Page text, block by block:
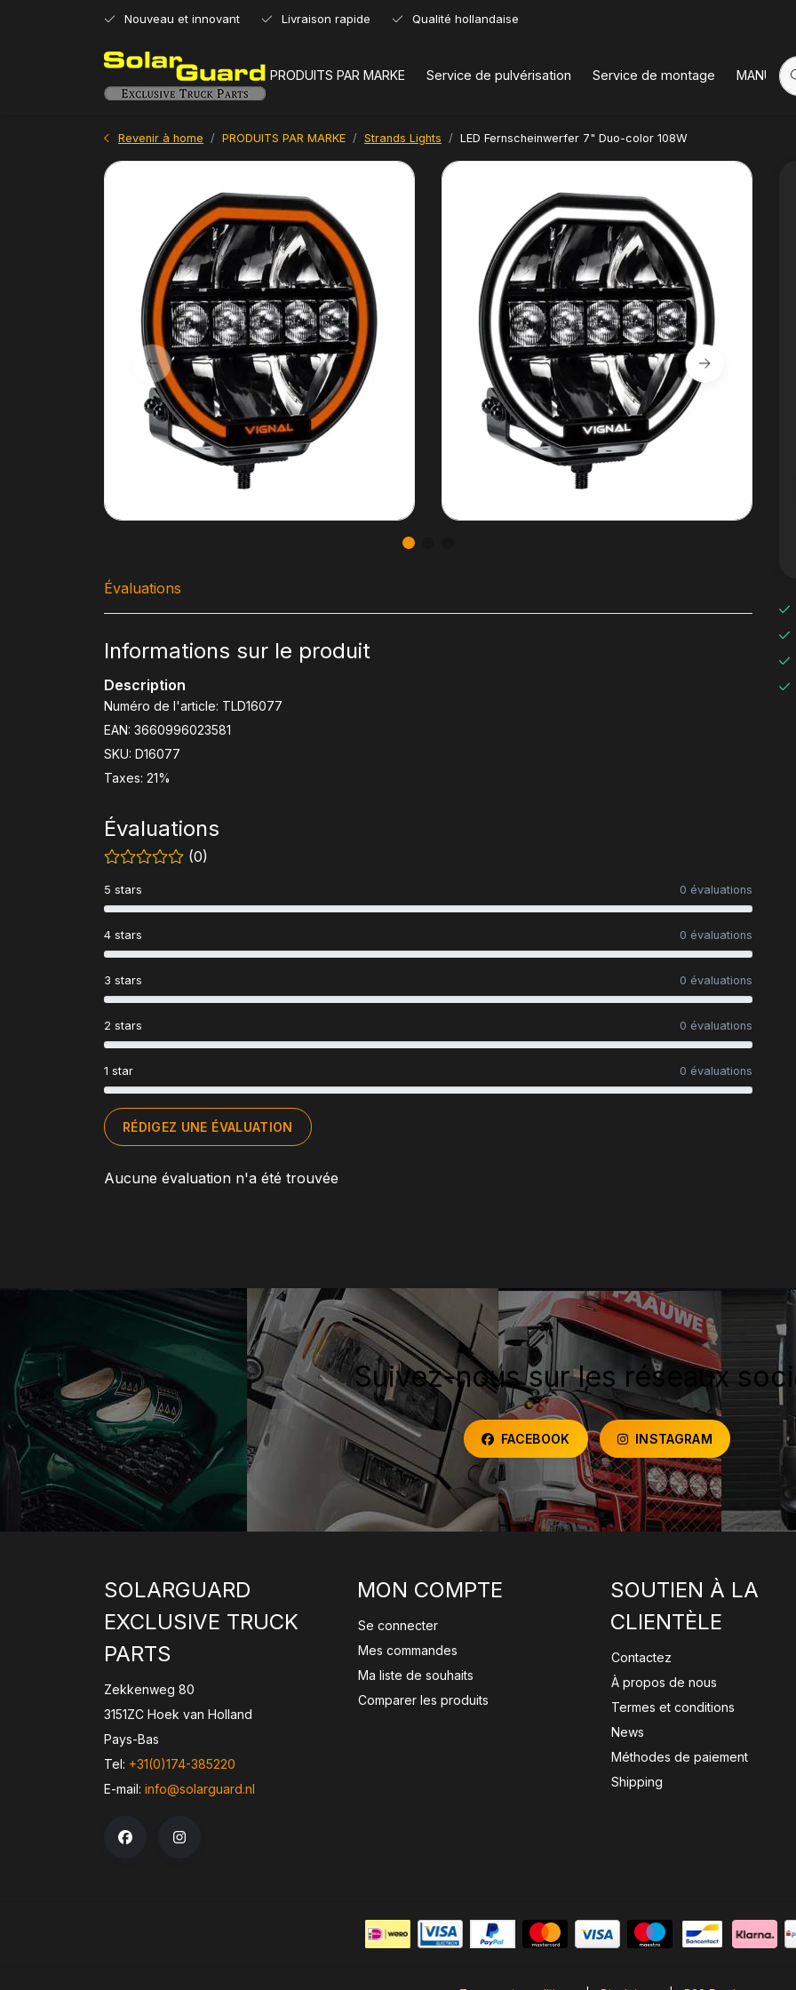
Nouveau et innovant Livraison rapide Qualité hollandaise
PRODUITS PAR MARKE Service de pulvérisation Service de montage MANUELS
Revenir à home PRODUITS PAR MARKE Strands Lights LED Fernscheinwerfer 7" Duo-color 108W
Évaluations
Informations sur le produit
Description
Numéro de l'article: TLD16077
EAN: 3660996023581
SKU: D16077
Taxes: 21%
Évaluations
(0)
1 star 0 évaluations
2 stars 0 évaluations
3 stars 0 évaluations
4 stars 0 évaluations
5 stars 0 évaluations
RÉDIGEZ UNE ÉVALUATION
Aucune évaluation n'a été trouvée
Suivez-nous sur les réseaux
FACEBOOK INSTAGRAM
SOLARGUARD
EXCLUSIVE TRUCK
PARTS
Zekkenweg 80
3151ZC Hoek van Holland
Pays-Bas
Tel: +31(0)174-385220
E-mail: info@solarguard.nl
MON COMPTE
Se connecter
Mes commandes
Ma liste de souhaits
Comparer les produits
SOUTIEN À LA
CLIENTÈLE
Contactez
À propos de nous
Termes et conditions
News
Méthodes de paiement
Shipping